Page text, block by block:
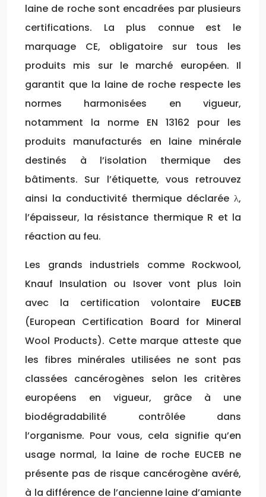
laine de roche sont encadrées par plusieurs
certifications. La plus connue est le
marquage CE, obligatoire sur tous les
produits mis sur le marché européen. Il
garantit que la laine de roche respecte les
normes harmonisées en vigueur,
notamment la norme EN 13162 pour les
produits manufacturés en laine minérale
destinés à l’isolation thermique des
bâtiments. Sur l’étiquette, vous retrouvez
ainsi la conductivité thermique déclarée λ,
l’épaisseur, la résistance thermique R et la
réaction au feu.
Les grands industriels comme Rockwool,
Knauf Insulation ou Isover vont plus loin
avec la certification volontaire EUCEB
(European Certification Board for Mineral
Wool Products). Cette marque atteste que
les fibres minérales utilisées ne sont pas
classées cancérogènes selon les critères
européens en vigueur, grâce à une
biodégradabilité contrôlée dans
l’organisme. Pour vous, cela signifie qu’en
usage normal, la laine de roche EUCEB ne
présente pas de risque cancérogène avéré,
à la différence de l’ancienne laine d’amiante